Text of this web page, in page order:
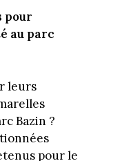
pour
au parc
leurs
Bazin ?
pour le